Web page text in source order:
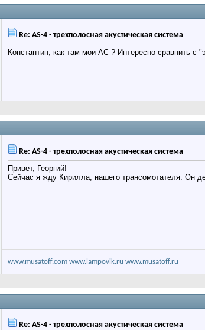
Re: AS-4 - трехполосная акустическая система
Константин, как там мои АС ? Интересно сравнить с
Re: AS-4 - трехполосная акустическая система
Привет, Георгий!
Сейчас я жду Кирилла, нашего трансомотателя. Он
www.musatoff.com www.lampovik.ru www.musatoff.ru
Re: AS-4 - трехполосная акустическая система